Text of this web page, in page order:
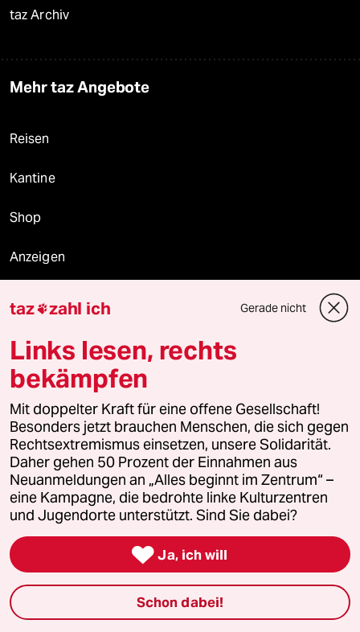
taz Archiv
Mehr taz Angebote
Reisen
Kantine
Shop
Anzeigen
Feedback
Aboservice
ePaper Login
Downloads für Abonnierende
© 2026 taz Verlags und Vertriebs GmbH
Alle Rechte vorbehalten. Bei rechtlichen Fragen oder für Genehmigungen
wenden Sie sich bitte an
lizenzen@taz.de
taz zahl ich Gerade nicht
Links lesen, rechts
bekämpfen
Mit doppelter Kraft für eine offene Gesellschaft!
Besonders jetzt brauchen Menschen, die sich gegen
Rechtsextremismus einsetzen, unsere Solidarität.
Daher gehen 50 Prozent der Einnahmen aus
Neuanmeldungen an „Alles beginnt im Zentrum“ –
eine Kampagne, die bedrohte linke Kulturzentren
und Jugendorte unterstützt. Sind Sie dabei?
 Ja, ich will
Schon dabei!